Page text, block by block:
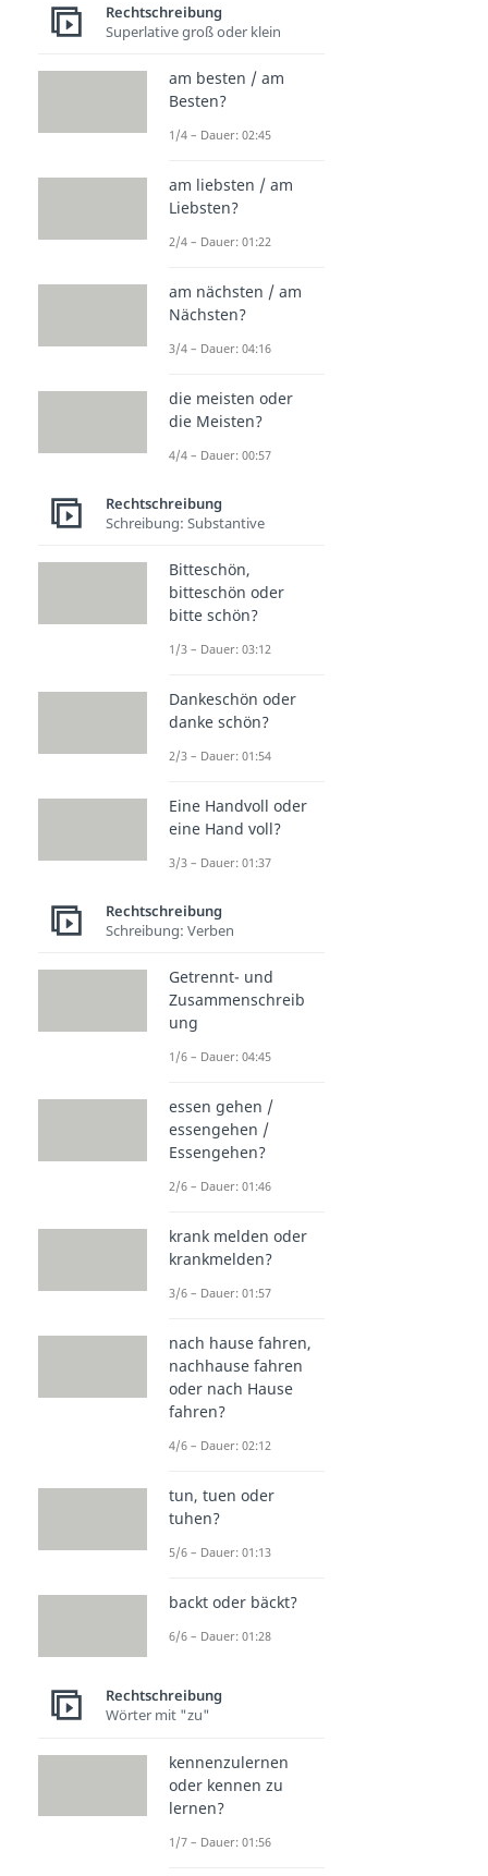
Rechtschreibung
Superlative groß oder klein
am besten / am
Besten?
1/4 – Dauer: 02:45
am liebsten / am
Liebsten?
2/4 – Dauer: 01:22
am nächsten / am
Nächsten?
3/4 – Dauer: 04:16
die meisten oder
die Meisten?
4/4 – Dauer: 00:57
Rechtschreibung
Schreibung: Substantive
Bitteschön,
bitteschön oder
bitte schön?
1/3 – Dauer: 03:12
Dankeschön oder
danke schön?
2/3 – Dauer: 01:54
Eine Handvoll oder
eine Hand voll?
3/3 – Dauer: 01:37
Rechtschreibung
Schreibung: Verben
Getrennt- und
Zusammenschreib
ung
1/6 – Dauer: 04:45
essen gehen /
essengehen /
Essengehen?
2/6 – Dauer: 01:46
krank melden oder
krankmelden?
3/6 – Dauer: 01:57
nach hause fahren,
nachhause fahren
oder nach Hause
fahren?
4/6 – Dauer: 02:12
tun, tuen oder
tuhen?
5/6 – Dauer: 01:13
backt oder bäckt?
6/6 – Dauer: 01:28
Rechtschreibung
Wörter mit "zu"
kennenzulernen
oder kennen zu
lernen?
1/7 – Dauer: 01:56